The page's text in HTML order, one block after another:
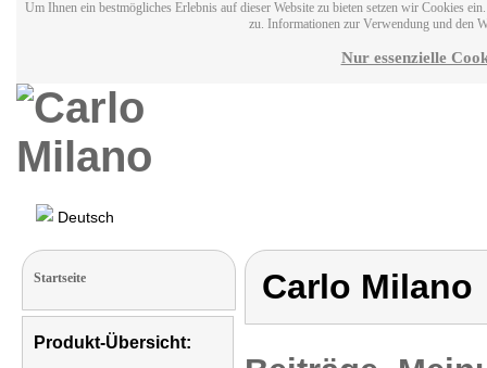
Um Ihnen ein bestmögliches Erlebnis auf dieser Website zu bieten setzen wir Cookies
zu. Informationen zur Verwendung und den
Nur essenzielle
Deutsch
Startseite
Produkt-Übersicht:
Carlo Milano